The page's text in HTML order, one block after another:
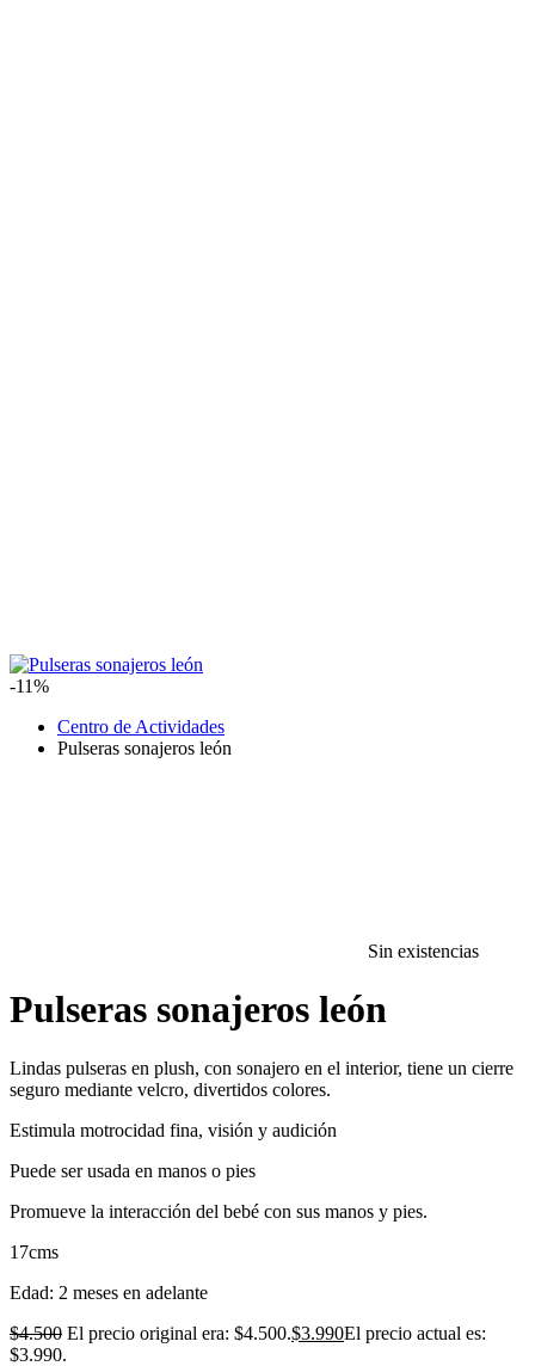
-11%
Centro de Actividades
Pulseras sonajeros león
Sin existencias
Pulseras sonajeros león
Lindas pulseras en plush, con sonajero en el interior, tiene un cierre
seguro mediante velcro, divertidos colores.
Estimula motrocidad fina, visión y audición
Puede ser usada en manos o pies
Promueve la interacción del bebé con sus manos y pies.
17cms
Edad: 2 meses en adelante
$4.500 El precio original era: $4.500.$3.990El precio actual es:
$3.990.